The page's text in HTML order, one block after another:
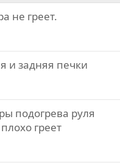
т
и
не греет.
и задняя печки
подогрева руля
греет